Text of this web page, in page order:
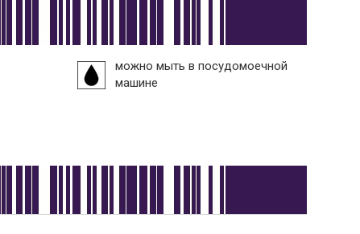
можно мыть в посудомоечной
машине